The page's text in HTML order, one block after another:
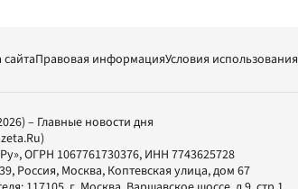
сайтаПравовая информацияУсловия использования
– Главные новости дня
, ОГРН 1067761730376, ИНН 7743625728
Россия, Москва, Коптевская улица, дом 67